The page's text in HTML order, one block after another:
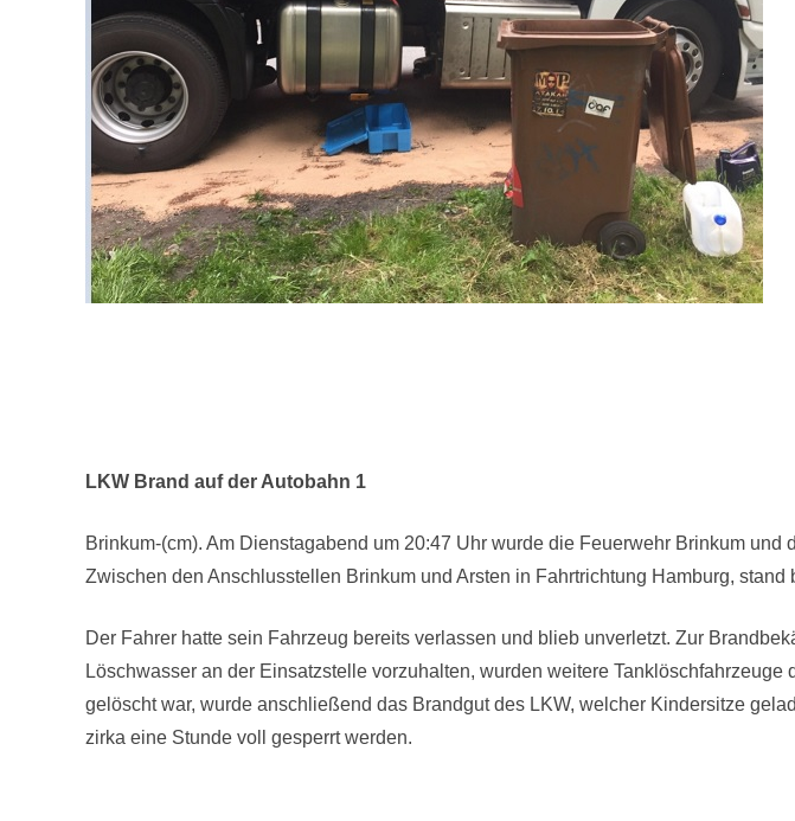
LKW Brand auf der Autobahn 1
Brinkum-(cm). Am Dienstagabend um 20:47 Uhr wurde die Feuerwehr Brinkum
Zwischen den Anschlusstellen Brinkum und Arsten in Fahrtrichtung Hamburg,
Der Fahrer hatte sein Fahrzeug bereits verlassen und blieb unverletzt. Zur
Löschwasser an der Einsatzstelle vorzuhalten, wurden weitere
gelöscht war, wurde anschließend das Brandgut des LKW, welcher Kindersitze
zirka eine Stunde voll gesperrt werden.